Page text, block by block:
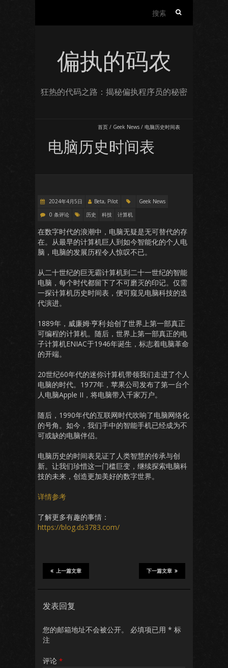
偏执的码农
狂热的代码之路：揭秘偏执程序员的秘密
首页 / Geek News / 电脑历史时间表
电脑历史时间表
2024年4月5日 Beta, Pilot
Geek News
0 条评论
历史 科技 计算机
在数字时代的浪潮中，电脑无疑是无可替代的存
在。从最早的计算机巨人到如今智能化的个人电
脑，电脑的发展历程令人惊叹不已。
从二十世纪的巨无霸计算机到二十一世纪的智能
电脑，每个时代都留下了不可磨灭的印记。仅需
一探计算机历史时间表，便可窥见电脑科技的迭
代演进。
1889年，威廉姆·亨利·始创了世界上第一部真正
可编程的计算机。随后，世界上第一部真正的电
子计算机ENIAC于1946年诞生，标志着电脑革命
的开端。
20世纪60年代的迷你计算机带领我们走进了个人
电脑的时代。1977年，苹果公司发布了第一台个
人电脑Apple II，将电脑带入千家万户。
随后，1990年代的互联网时代吹响了电脑网络化
的号角。如今，我们手中的智能手机已经成为不
可或缺的电脑伴侣。
电脑历史的时间表见证了人类智慧的传承与创
新。让我们珍惜这一门槛巨变，继续探索电脑科
技的未来，创造更加美好的数字世界。
详情参考
了解更多有趣的事情：
https://blog.ds3783.com/
下一篇文章
上一篇文章
发表回复
您的邮箱地址不会被公开。 必填项已用 * 标
注
评论 *